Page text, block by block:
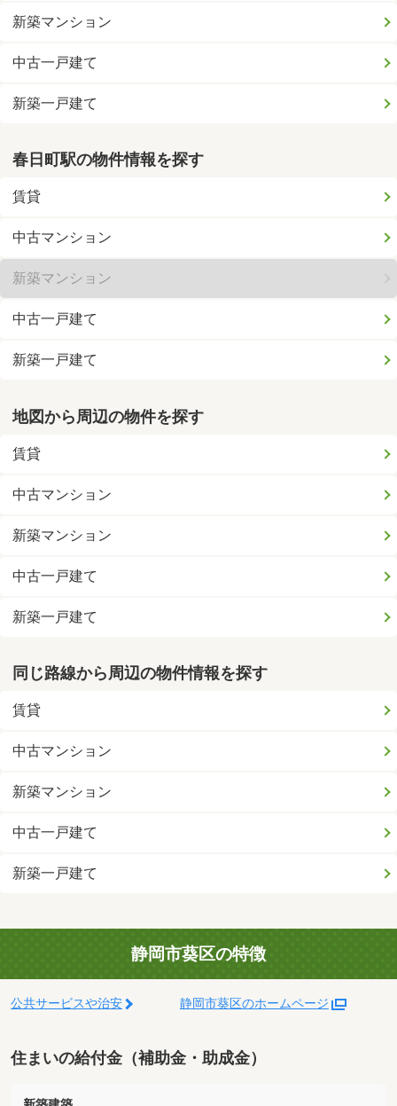
新築マンション
中古一戸建て
新築一戸建て
春日町駅の物件情報を探す
賃貸
中古マンション
新築マンション
中古一戸建て
新築一戸建て
地図から周辺の物件を探す
賃貸
中古マンション
新築マンション
中古一戸建て
新築一戸建て
同じ路線から周辺の物件情報を探す
賃貸
中古マンション
新築マンション
中古一戸建て
新築一戸建て
静岡市葵区の特徴
公共サービスや治安 静岡市葵区のホームページ
住まいの給付金（補助金・助成金）